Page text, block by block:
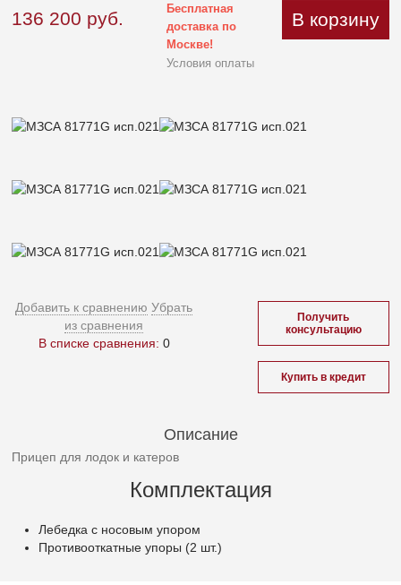
136 200 руб.
Бесплатная
доставка по
Москве!
Условия оплаты
В корзину
Добавить к сравнению Убрать
из сравнения
В списке сравнения: 0
Получить
консультацию
Купить в кредит
Описание
Прицеп для лодок и катеров
Комплектация
Лебедка с носовым упором
Противооткатные упоры (2 шт.)